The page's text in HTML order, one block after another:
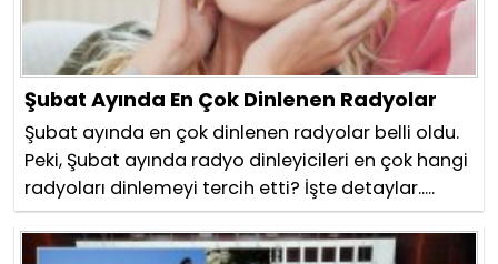
Şubat Ayında En Çok Dinlenen Radyolar
Şubat ayında en çok dinlenen radyolar belli oldu.
Peki, Şubat ayında radyo dinleyicileri en çok hangi
radyoları dinlemeyi tercih etti? İşte detaylar.....